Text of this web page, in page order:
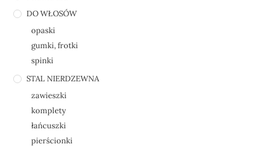
DO WŁOSÓW
opaski
gumki, frotki
spinki
STAL NIERDZEWNA
zawieszki
komplety
łańcuszki
pierścionki